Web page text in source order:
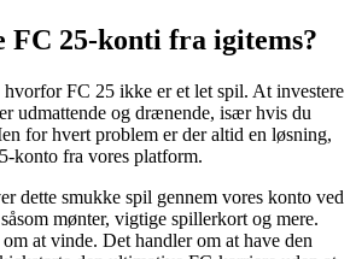
25-konti fra igitems?
FC 25 ikke er et let spil. At investere
udmattende og drænende, især hvis du
for hvert problem er der altid en løsning,
konto fra vores platform.
dette smukke spil gennem vores konto ved
mønter, vigtige spillerkort og mere.
at vinde. Det handler om at have den